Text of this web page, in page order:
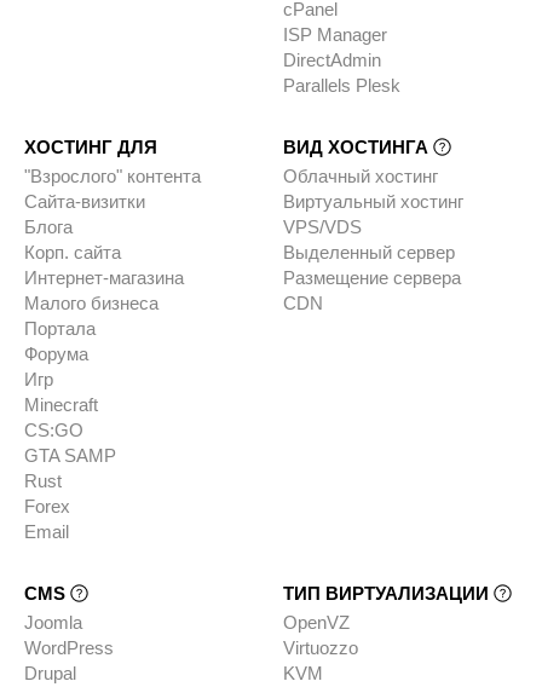
cPanel
ISP Manager
DirectAdmin
Parallels Plesk
ХОСТИНГ ДЛЯ
"Взрослого" контента
Сайта-визитки
Блога
Корп. сайта
Интернет-магазина
Малого бизнеса
Портала
Форума
Игр
Minecraft
CS:GO
GTA SAMP
Rust
Forex
Email
ВИД ХОСТИНГА
Облачный хостинг
Виртуальный хостинг
VPS/VDS
Выделенный сервер
Размещение сервера
CDN
CMS
Joomla
WordPress
Drupal
ТИП ВИРТУАЛИЗАЦИИ
OpenVZ
Virtuozzo
KVM